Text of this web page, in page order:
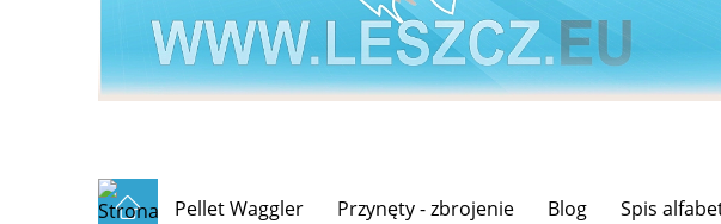
Pellet Waggler Przynęty - zbrojenie Blog Spis